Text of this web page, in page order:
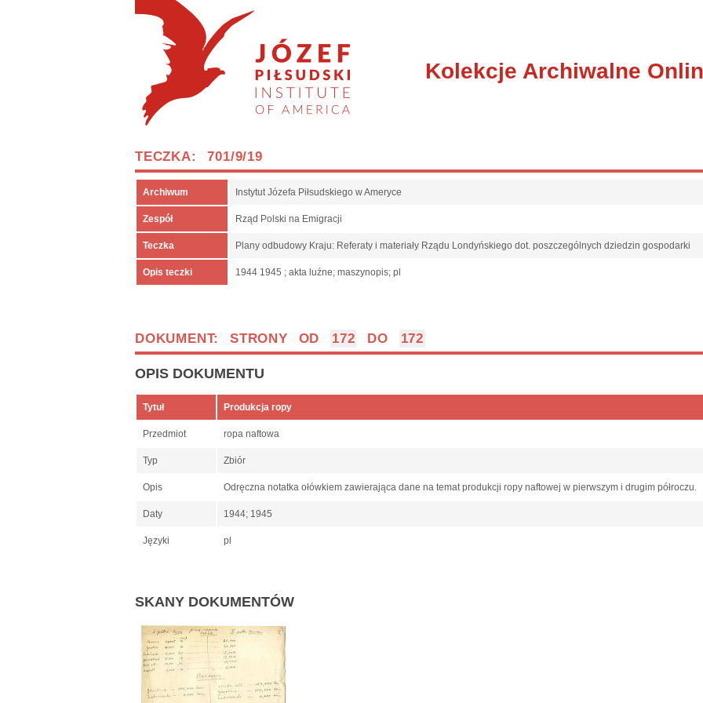
Kolekcje Archiwalne
TECZKA: 701/9/19
Archiwum Instytut Józefa Piłsudskiego w Ameryce
Zespół Rząd Polski na Emigracji
Teczka Plany odbudowy Kraju: Referaty i materiały Rządu Londyńskiego dot. poszczególnych dziedzin gospodarki
Opis teczki 1944 1945 ; akta luźne; maszynopis; pl
DOKUMENT: STRONY OD 172 DO 172
OPIS DOKUMENTU
Tytuł Produkcja ropy
Przedmiot ropa naftowa
Typ Zbiór
Opis Odręczna notatka ołówkiem zawierająca dane na temat produkcji ropy naftowej w pierwszym i drugim półroczu.
Daty 1944; 1945
Języki pl
SKANY DOKUMENTÓW